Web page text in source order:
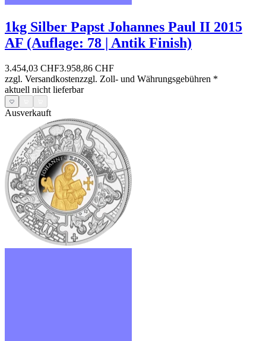
1kg Silber Papst Johannes Paul II 2015
AF (Auflage: 78 | Antik Finish)
3.454,03 CHF3.958,86 CHF
zzgl. Versandkostenzzgl. Zoll- und Währungsgebühren *
aktuell nicht lieferbar
Ausverkauft